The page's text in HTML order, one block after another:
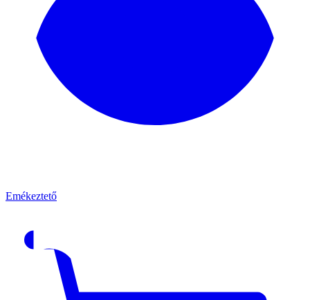
Emékeztető